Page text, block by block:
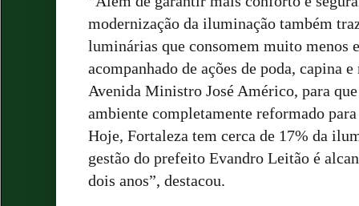
modernização da iluminação também
luminárias que consomem muito menos
acompanhado de ações de poda, capina
Avenida Ministro José Américo, para
ambiente completamente reformado
Hoje, Fortaleza tem cerca de 17% da
gestão do prefeito Evandro Leitão é
dois anos”, destacou.